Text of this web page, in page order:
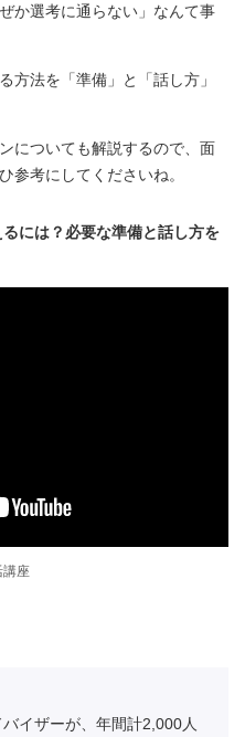
か選考に通らない」なんて事
方法を「準備」と「話し方」
についても解説するので、面
参考にしてくださいね。
には？必要な準備と話し方を
イザーが、年間計2,000人